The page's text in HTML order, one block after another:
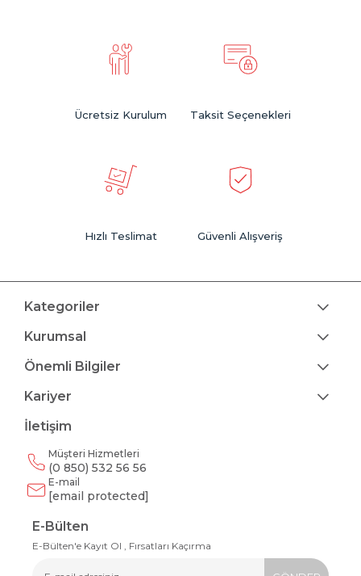
Ücretsiz Kurulum Taksit Seçenekleri
Hızlı Teslimat Güvenli Alışveriş
Kategoriler
Kurumsal
Önemli Bilgiler
Kariyer
İletişim
Müşteri Hizmetleri
(0 850) 532 56 56
E-mail
[email protected]
E-Bülten
E-Bülten'e Kayıt Ol , Fırsatları Kaçırma